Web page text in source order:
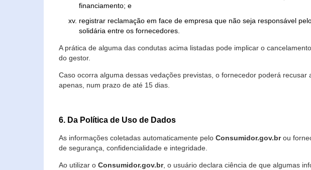
financiamento; e
registrar reclamação em face de empresa que não seja responsável
solidária entre os fornecedores.
A prática de alguma das condutas acima listadas pode implicar o
do gestor.
Caso ocorra alguma dessas vedações previstas, o fornecedor poderá
apenas, num prazo de até 15 dias.
6. Da Política de Uso de Dados
As informações coletadas automaticamente pelo Consumidor.gov.brou
de segurança, confidencialidade e integridade.
Ao utilizar o Consumidor.gov.br, o usuário declara ciência de que algumas